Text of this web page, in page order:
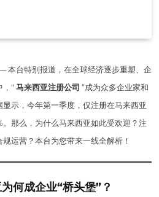
本台特别报道，在全球经济逐步重塑、企
“ 马来西亚注册公司 ”成为众多企业家和
示，今年第一季度，仅注册在马来西亚
那么，为什么马来西亚如此受欢迎？注
运营？本台为您带来一线全解析！
何成企业“桥头堡”？